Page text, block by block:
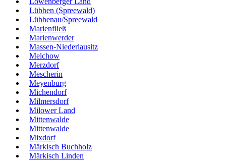
Lübben (Spreewald)
Lübbenau/Spreewald
Marienfließ
Marienwerder
Massen-Niederlausitz
Melchow
Merzdorf
Mescherin
Meyenburg
Michendorf
Milmersdorf
Milower Land
Mittenwalde
Mittenwalde
Mixdorf
Märkisch Buchholz
Märkisch Linden